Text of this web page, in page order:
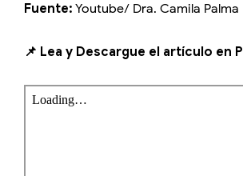
Fuente: Youtube/ Dra. Camila Palma
📌 Lea y Descargue el artículo en